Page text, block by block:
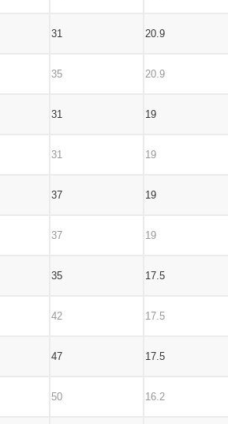
31 20.9
35 20.9
31 19
31 19
37 19
37 19
35 17.5
42 17.5
47 17.5
50 16.2